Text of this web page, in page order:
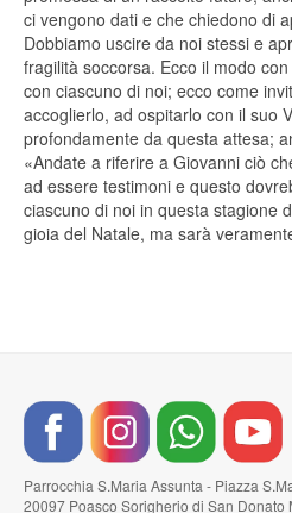
ci vengono dati e che chiedono di
Dobbiamo uscire da noi stessi e
fragilità soccorsa. Ecco il modo
con ciascuno di noi; ecco come
accoglierlo, ad ospitarlo con il suo
profondamente da questa attesa;
«Andate a riferire a Giovanni ciò
ad essere testimoni e questo
ciascuno di noi in questa stagione
gioia del Natale, ma sarà
Parrocchia S.Maria Assunta - Piazza
20097 Poasco Sorigherio di San Donato